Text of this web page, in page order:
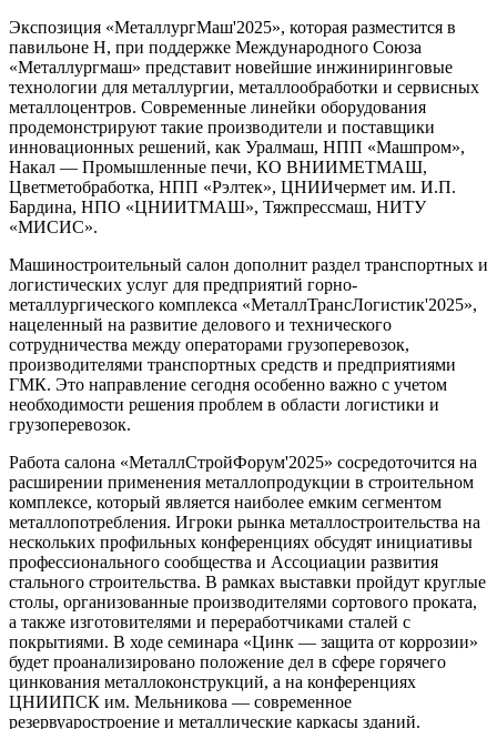
Экспозиция «МеталлургМаш'2025», которая разместится в
павильоне H, при поддержке Международного Союза
«Металлургмаш» представит новейшие инжиниринговые
технологии для металлургии, металлообработки и сервисных
металлоцентров. Современные линейки оборудования
продемонстрируют такие производители и поставщики
инновационных решений, как Уралмаш, НПП «Машпром»,
Накал — Промышленные печи, КО ВНИИМЕТМАШ,
Цветметобработка, НПП «Рэлтек», ЦНИИчермет им. И.П.
Бардина, НПО «ЦНИИТМАШ», Тяжпрессмаш, НИТУ
«МИСИС».
Машиностроительный салон дополнит раздел транспортных и
логистических услуг для предприятий горно-
металлургического комплекса «МеталлТрансЛогистик'2025»,
нацеленный на развитие делового и технического
сотрудничества между операторами грузоперевозок,
производителями транспортных средств и предприятиями
ГМК. Это направление сегодня особенно важно с учетом
необходимости решения проблем в области логистики и
грузоперевозок.
Работа салона «МеталлСтройФорум'2025» сосредоточится на
расширении применения металлопродукции в строительном
комплексе, который является наиболее емким сегментом
металлопотребления. Игроки рынка металлостроительства на
нескольких профильных конференциях обсудят инициативы
профессионального сообщества и Ассоциации развития
стального строительства. В рамках выставки пройдут круглые
столы, организованные производителями сортового проката,
а также изготовителями и переработчиками сталей с
покрытиями. В ходе семинара «Цинк — защита от коррозии»
будет проанализировано положение дел в сфере горячего
цинкования металлоконструкций, а на конференциях
ЦНИИПСК им. Мельникова — современное
резервуаростроение и металлические каркасы зданий.